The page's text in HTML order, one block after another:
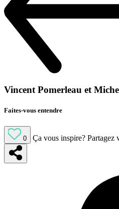
Vincent Pomerleau et
Faites-vous entendre
0 Ça vous inspire? Partagez